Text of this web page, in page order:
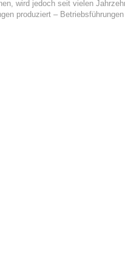
wird jedoch seit vielen
produziert – Betriebsführungen